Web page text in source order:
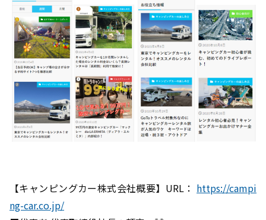
【キャンピングカー株式会社概要】URL： https://campi
ng-car.co.jp/